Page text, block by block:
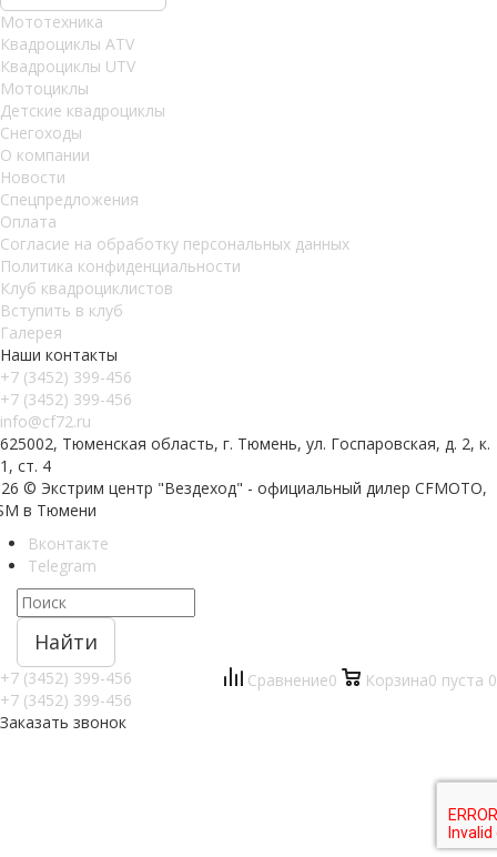
Мототехника
Квадроциклы ATV
Квадроциклы UTV
Мотоциклы
Детские квадроциклы
Снегоходы
О компании
Новости
Спецпредложения
Оплата
Согласие на обработку персональных данных
Политика конфиденциальности
Клуб квадроциклистов
Вступить в клуб
Галерея
Наши контакты
+7 (3452) 399-456
+7 (3452) 399-456
info@cf72.ru
625002, Тюменская область, г. Тюмень, ул. Госпаровская, д. 2, к.
1, ст. 4
© Экстрим центр "Вездеход" - официальный дилер CFMOTO,
в Тюмени
Вконтакте
Telegram
Найти
+7 (3452) 399-456
+7 (3452) 399-456
Заказать звонок
Сравнение0 Корзина0 пуста 0